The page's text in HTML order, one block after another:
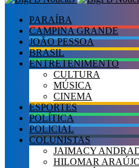
PARAÍBA
CAMPINA GRANDE
JOÃO PESSOA
BRASIL
ENTRETENIMENTO
CULTURA
MÚSICA
CINEMA
ESPORTES
POLÍTICA
POLICIAL
COLUNISTAS
JAIMACY
HILOMAR